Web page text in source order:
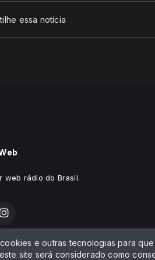
essa notícia
web rádio do Brasil.
reservados.e outras tecnologias para
site será considerado como